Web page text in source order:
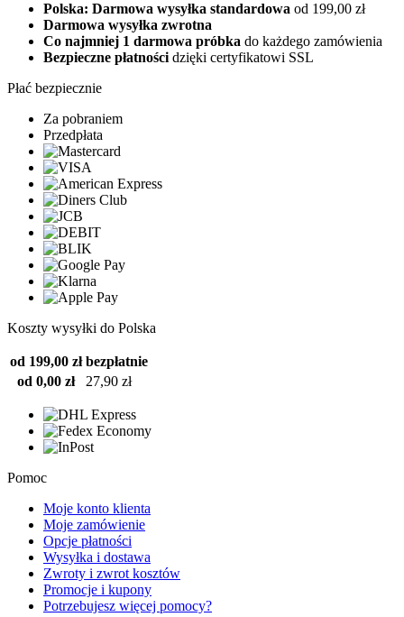
Polska: Darmowa wysyłka standardowa od 199,00 zł
Darmowa wysyłka zwrotna
Co najmniej 1 darmowa próbka do każdego zamówienia
Bezpieczne płatności dzięki certyfikatowi SSL
Płać bezpiecznie
Za pobraniem
Przedpłata
Koszty wysyłki do Polska
od 199,00 zł bezpłatnie
od 0,00 zł
27,90 zł
Pomoc
Moje konto klienta
Moje zamówienie
Opcje płatności
Wysyłka i dostawa
Zwroty i zwrot kosztów
Promocje i kupony
Potrzebujesz więcej pomocy?